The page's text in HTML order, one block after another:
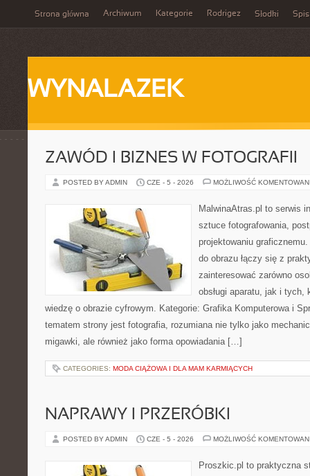
Strona główna Archiwum Kategorie Rodrigez Słodki Spis
WYNALAZEK
ZAWÓD I BIZNES W FOTOGRAFII
POSTED BY ADMIN CZE - 5 - 2026 MOŻLIWOŚĆ
MalwinaAtras.pl to serwis
sztuce fotografowania,
projektowaniu
do obrazu łączy się z
zainteresować zarówno
obsługi aparatu, jak i
wiedzę o obrazie cyfrowym. Kategorie: Grafika Komputerowa i
tematem strony jest fotografia, rozumiana nie tylko jako
migawki, ale również jako forma opowiadania […]
CATEGORIES: MODA CIĄŻOWA I DLA MAM KARMIĄCYCH
NAPRAWY I PRZERÓBKI
POSTED BY ADMIN CZE - 5 - 2026 MOŻLIWOŚĆ
Proszkic.pl to praktyczna